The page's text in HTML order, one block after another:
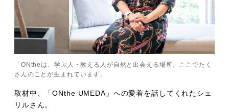
「ONtheは、学ぶ人・教える人が自然と出会える場所。ここでたく
さんのことが生まれています」
取材中、「ONthe UMEDA」への愛着を話してくれたシェ
リルさん。